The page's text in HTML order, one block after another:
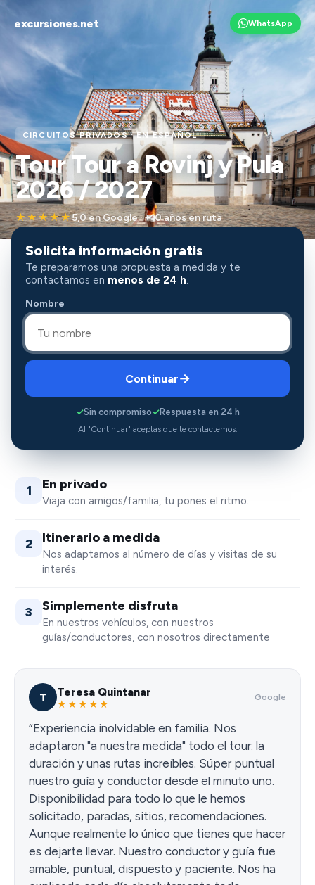
excursiones.net WhatsApp
CIRCUITOS PRIVADOS · EN ESPAÑOL
Tour Tour a Rovinj y Pula
2026 / 2027
★★★★★5,0 en Google · +10 años en ruta
Solicita información gratis
Te preparamos una propuesta a medida y te
contactamos en menos de 24 h.
Nombre
Continuar→
✓Sin compromiso✓Respuesta en 24 h
Al "Continuar" aceptas que te contactemos.
1 En privado
Viaja con amigos/familia, tu pones el ritmo.
2 Itinerario a medida
Nos adaptamos al número de días y visitas de su
interés.
3 Simplemente disfruta
En nuestros vehículos, con nuestros
guías/conductores, con nosotros directamente
T Teresa Quintanar
★★★★★
Google
“Experiencia inolvidable en familia. Nos
adaptaron "a nuestra medida" todo el tour: la
duración y unas rutas increíbles. Súper puntual
nuestro guía y conductor desde el minuto uno.
Disponibilidad para todo lo que le hemos
solicitado, paradas, sitios, recomendaciones.
Aunque realmente lo único que tienes que hacer
es dejarte llevar. Nuestro conductor y guía fue
amable, puntual, dispuesto y paciente. Nos ha